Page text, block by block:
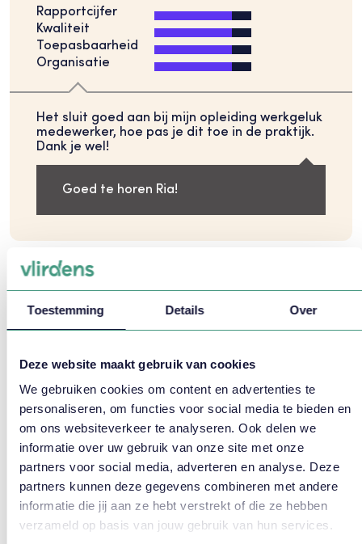
Toestemming Details Over
Deze website maakt gebruik van cookies
We gebruiken cookies om content en advertenties te
personaliseren, om functies voor social media te bieden en
om ons websiteverkeer te analyseren. Ook delen we
informatie over uw gebruik van onze site met onze
partners voor social media, adverteren en analyse. Deze
partners kunnen deze gegevens combineren met andere
informatie die jij aan ze hebt verstrekt of die ze hebben
verzameld op basis van jouw gebruik van hun services.
Rapportcijfer
Kwaliteit
Toepasbaarheid
Organisatie
Het sluit goed aan bij mijn opleiding werkgeluk
medewerker, hoe pas je dit toe in de praktijk.
Dank je wel!
Goed te horen Ria!
8
Mevr. marian
Vilente
04-04-2024 - Symposium "De medewerker op
1"